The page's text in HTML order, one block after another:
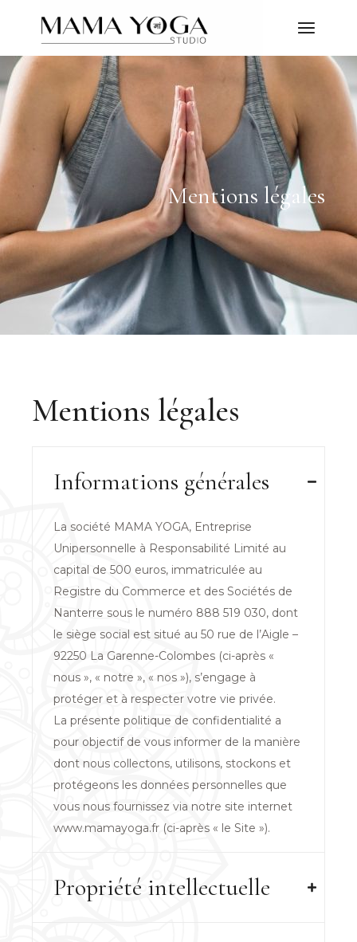
Mentions légales
Mentions légales
Informations générales
La société MAMA YOGA, Entreprise
Unipersonnelle à Responsabilité Limité au
capital de 500 euros, immatriculée au
Registre du Commerce et des Sociétés de
Nanterre sous le numéro 888 519 030, dont
le siège social est situé au 50 rue de l’Aigle –
92250 La Garenne-Colombes (ci-après «
nous », « notre », « nos »), s’engage à
protéger et à respecter votre vie privée.
La présente politique de confidentialité a
pour objectif de vous informer de la manière
dont nous collectons, utilisons, stockons et
protégeons les données personnelles que
vous nous fournissez via notre site internet
www.mamayoga.fr (ci-après « le Site »).
Propriété intellectuelle